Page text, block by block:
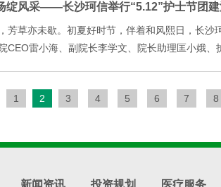
绽风采——长沙珂信举行“5.12”护士节团
芳草亦未歇。初夏好时节，伴着和风熙日，长沙
CEO雷小海、副院长李学文、院长助理匡小娥、
1 2 3 4 5 6 7 8
新闻资讯 投资规划 医疗服务